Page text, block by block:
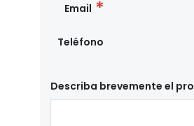
Email
Teléfono
Describa brevemente el